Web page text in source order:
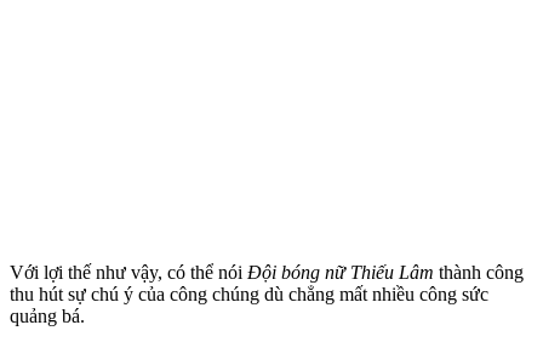
Với lợi thế như vậy, có thể nói Đội bóng nữ Thiếu Lâm thành công
thu hút sự chú ý của công chúng dù chẳng mất nhiều công sức
quảng bá.